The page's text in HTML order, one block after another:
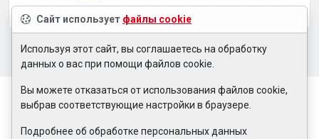
Сайт использует файлы cookie
Используя этот сайт, вы соглашаетесь на обработку
данных о вас при помощи файлов cookie.
Вы можете отказаться от использования файлов cookie,
выбрав соответствующие настройки в браузере.
Подробнее об обработке персональных данных